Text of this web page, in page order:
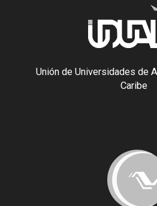
Unión de Universidades de
Caribe